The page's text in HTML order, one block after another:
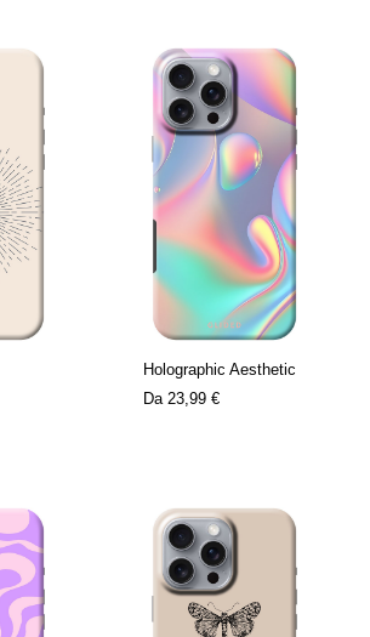
Holographic Aesthetic
Da 23,99 €